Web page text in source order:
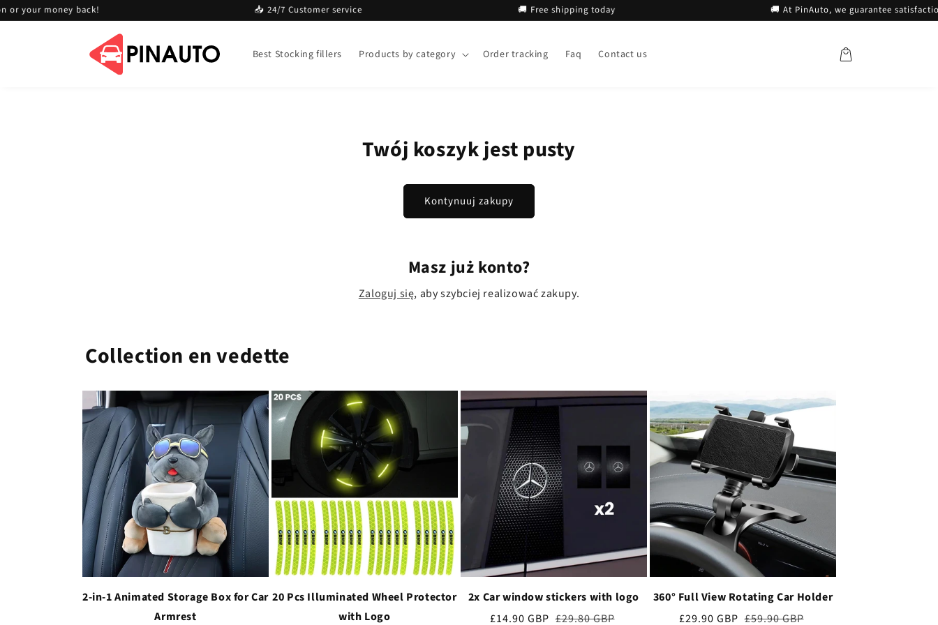
Przejdź
do treści
money back! 📥 24/7 Customer service 🚚 Free shipping today 🚚 At PinAuto, we guarantee satisfaction
Best Stocking fillers Products by category Order tracking Faq Contact us Koszyk
Twój koszyk jest pusty
Kontynuuj zakupy
Masz już konto?
Zaloguj się, aby szybciej realizować zakupy.
Collection en vedette
2-in-1 Animated Storage Box for Car
Armrest
20 Pcs Illuminated Wheel Protector
with Logo
2x Car window stickers with logo
Cena
£14.90 GBP Cena
£29.80 GBP
360° Full View Rotating Car Holder
Cena
£29.90 GBP Cena
£59.90 GBP